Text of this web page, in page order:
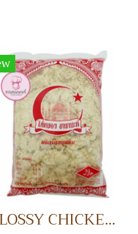
FLOSSY CHICKEN 1 KG. ไก่หยอง